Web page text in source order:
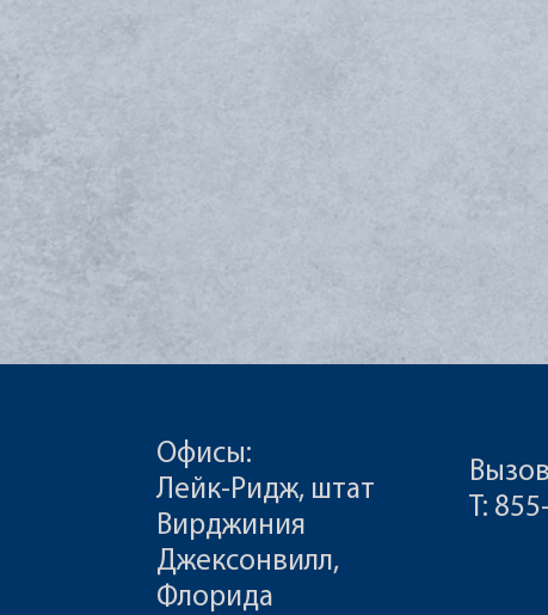
Офисы:
Лейк-Ридж, штат
Вирджиния
Джексонвилл,
Флорида
Т: